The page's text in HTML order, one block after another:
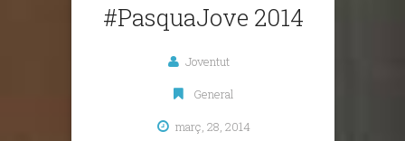
#PasquaJove 2014
Joventut
General
març, 28, 2014